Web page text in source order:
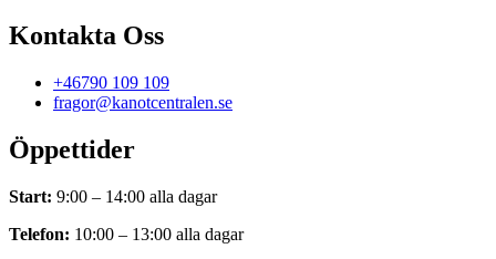
Kontakta Oss
+46790 109 109
fragor@kanotcentralen.se
Öppettider
Start: 9:00 – 14:00 alla dagar
Telefon: 10:00 – 13:00 alla dagar